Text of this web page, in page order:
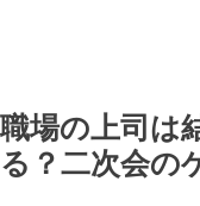
職場の上司は
る？二次会の